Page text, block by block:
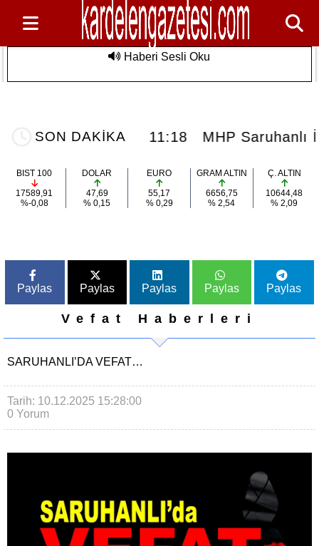
Haberi Sesli Oku
SON DAKİKA
Etkinliği 11:18 MHP Saruhanlı İlçe
BIST 100
17589,91
%-0,08
DOLAR
47,69
% 0,15
EURO
55,17
% 0,29
GRAM ALTIN
6656,75
% 2,54
Ç. ALTIN
10644,48
% 2,09
Paylas Paylas Paylas Paylas Paylas
Vefat Haberleri
SARUHANLI’DA VEFAT…
Tarih: 10.12.2025 15:28:00
0 Yorum